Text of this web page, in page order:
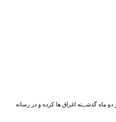
را . (نامه -موافقان توافق برجام در دو ماه گذشــته اغراق ها کرده و در رسانه